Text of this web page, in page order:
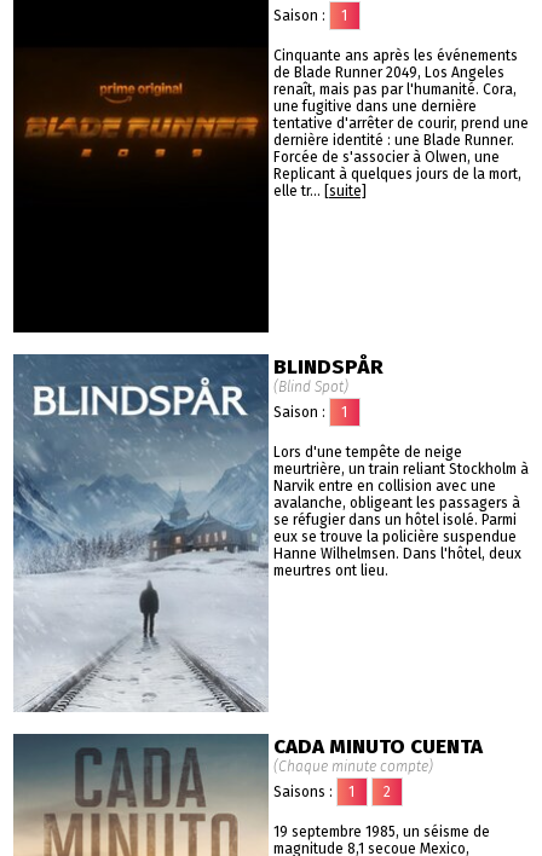
Saison : 1
Cinquante ans après les événements
de Blade Runner 2049, Los Angeles
renaît, mais pas par l'humanité. Cora,
une fugitive dans une dernière
tentative d'arrêter de courir, prend une
dernière identité : une Blade Runner.
Forcée de s'associer à Olwen, une
Replicant à quelques jours de la mort,
elle tr... [suite]
BLINDSPÅR
(Blind Spot)
Saison :
1
Lors d'une tempête de neige
meurtrière, un train reliant Stockholm à
Narvik entre en collision avec une
avalanche, obligeant les passagers à
se réfugier dans un hôtel isolé. Parmi
eux se trouve la policière suspendue
Hanne Wilhelmsen. Dans l'hôtel, deux
meurtres ont lieu.
CADA MINUTO CUENTA
(Chaque minute compte)
Saisons :
1 2
19 septembre 1985, un séisme de
magnitude 8,1 secoue Mexico,